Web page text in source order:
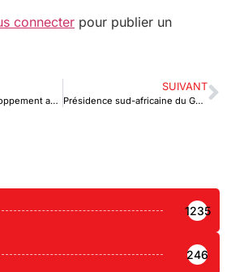
connecter pour publier un
Stratégie de développement agricole: Le Togo vise à doubler sa production de café d’ici 2030
SUIVANT
Présidence sud-africaine du G20 en 2025 : Un moment charnière pour le pays et l’Afrique
1235
246